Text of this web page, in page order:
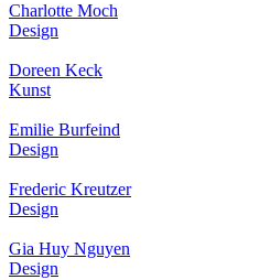
Charlotte Moch
Design
Doreen Keck
Kunst
Emilie Burfeind
Design
Frederic Kreutzer
Design
Gia Huy Nguyen
Design